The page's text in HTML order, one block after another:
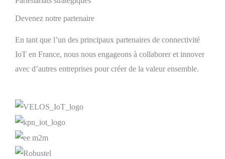
Devenez notre partenaire
En tant que l’un des principaux partenaires de connectivité
IoT en France, nous nous engageons à collaborer et innover
avec d’autres entreprises pour créer de la valeur ensemble.